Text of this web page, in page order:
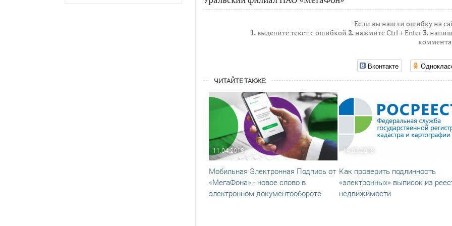
Если вы нашли ошибку на
1.выделите текст с ошибкой 2.нажмите Ctrl + Enter3.
Вконтакте
ЧИТАЙТЕ ТАКЖЕ:
11.04.2018
Мобильная Электронная Подпись от
«МегаФона» - новое слово в
электронном документообороте
14.03.2018
Как проверить подлинность
«электронных» выписок из
недвижимости